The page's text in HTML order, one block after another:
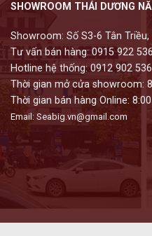
SHOWROOM THÁI DƯƠNG
Showroom: Số S3-6 Tân
Tư vấn bán hàng: 0915 922 536
Hotline hệ thống: 0912 902
Thời gian mở cửa showroom:
Thời gian bán hàng Online:
Email: Seabig.vn@gmail.com